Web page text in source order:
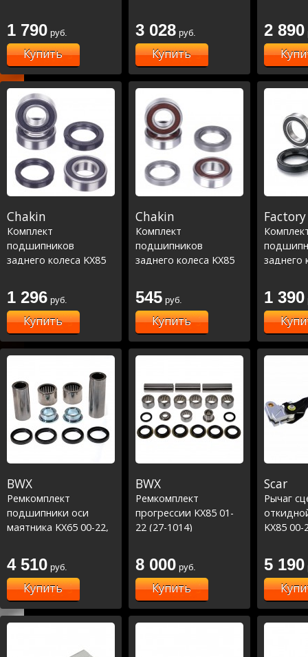
'98-07 KX250F '04-14
KX450F '06-14 KX65 00-
23 (29-5022)
1 790 руб.
Купить
1022)
3 028 руб.
Купить
1022)
2 890
Chakin
Комплект
подшипников
заднего колеса KX85
1 296 руб.
Купить
Chakin
Комплект
подшипников
заднего колеса KX85
545 руб.
Купить
заднего
1 390
BWX
Ремкомплект
подшипники оси
маятника KX65 00-22,
05 (28-1067)
4 510 руб.
Купить
BWX
Ремкомплект
прогрессии KX85 01-
22 (27-1014)
8 000 руб.
Купить
Scar
Рычаг
KX85 00-
04 / RM-
RM-Z450
5 190